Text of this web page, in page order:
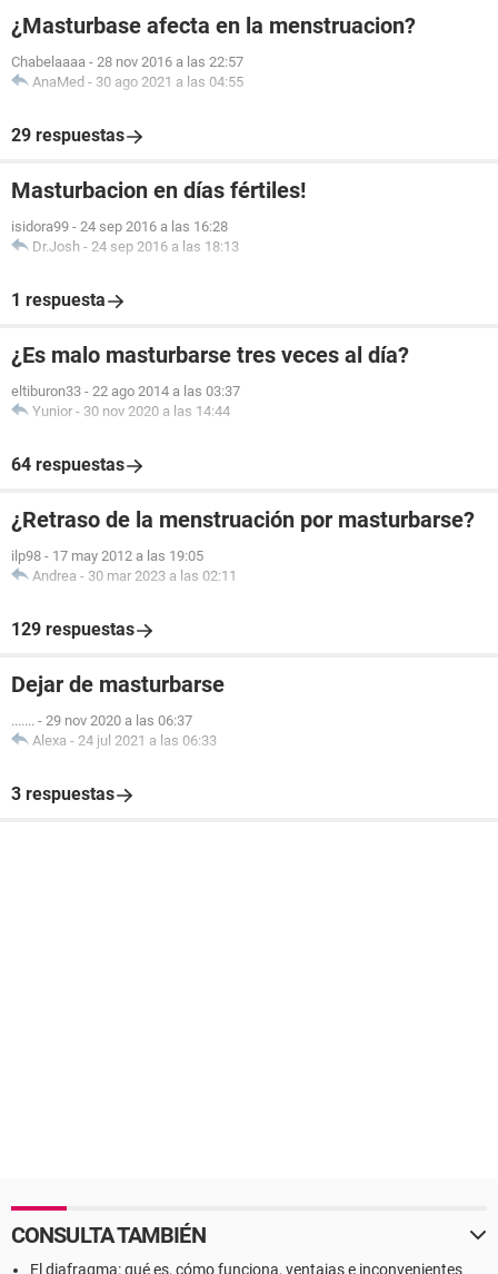
¿Masturbase afecta en la menstruacion?
Chabelaaaa - 28 nov 2016 a las 22:57
AnaMed - 30 ago 2021 a las 04:55
29 respuestas
Masturbacion en días fértiles!
isidora99 - 24 sep 2016 a las 16:28
Dr.Josh - 24 sep 2016 a las 18:13
1 respuesta
¿Es malo masturbarse tres veces al día?
eltiburon33 - 22 ago 2014 a las 03:37
Yunior - 30 nov 2020 a las 14:44
64 respuestas
¿Retraso de la menstruación por masturbarse?
ilp98 - 17 may 2012 a las 19:05
Andrea - 30 mar 2023 a las 02:11
129 respuestas
Dejar de masturbarse
....... - 29 nov 2020 a las 06:37
Alexa - 24 jul 2021 a las 06:33
3 respuestas
CONSULTA TAMBIÉN
El diafragma: qué es, cómo funciona, ventajas e inconvenientes